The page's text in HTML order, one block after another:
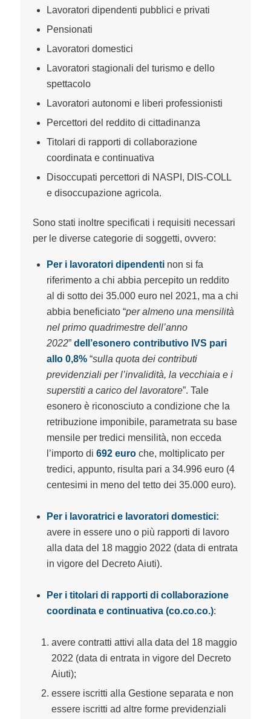
Lavoratori dipendenti pubblici e privati
Pensionati
Lavoratori domestici
Lavoratori stagionali del turismo e dello
spettacolo
Lavoratori autonomi e liberi professionisti
Percettori del reddito di cittadinanza
Titolari di rapporti di collaborazione
coordinata e continuativa
Disoccupati percettori di NASPI, DIS-COLL
e disoccupazione agricola.
Sono stati inoltre specificati i requisiti necessari
per le diverse categorie di soggetti, ovvero:
Per i lavoratori dipendentinon si fa
riferimento a chi abbia percepito un reddito
al di sotto dei 35.000 euro nel 2021, ma a chi
abbia beneficiato “per almeno una mensilità
nel primo quadrimestre dell’anno
2022” dell’esonero contributivo IVS pari
allo 0,8% “sulla quota dei contributi
previdenziali per l’invalidità, la vecchiaia e i
superstiti a carico del lavoratore”. Tale
esonero è riconosciuto a condizione che la
retribuzione imponibile, parametrata su base
mensile per tredici mensilità, non ecceda
l’importo di 692 euroche, moltiplicato per
tredici, appunto, risulta pari a 34.996 euro (4
centesimi in meno del tetto dei 35.000 euro).
Per i lavoratrici e lavoratori domestici:
avere in essere uno o più rapporti di lavoro
alla data del 18 maggio 2022 (data di entrata
in vigore del Decreto Aiuti).
Per i titolari di rapporti di collaborazione
coordinata e continuativa (co.co.co.):
avere contratti attivi alla data del 18 maggio
2022 (data di entrata in vigore del Decreto
Aiuti);
essere iscritti alla Gestione separata e non
essere iscritti ad altre forme previdenziali